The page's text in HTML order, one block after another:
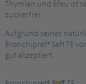
Thymian und Efeu ist
zuckerfrei.
Aufgrund seines
Bronchipret® Saft TE
gut akzeptiert.